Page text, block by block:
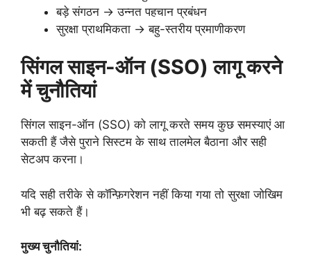
बड़े संगठन → उन्नत पहचान प्रबंधन
सुरक्षा प्राथमिकता → बहु-स्तरीय प्रमाणीकरण
सिंगल साइन-ऑन (SSO) लागू करने
में चुनौतियां
सिंगल साइन-ऑन (SSO) को लागू करते समय कुछ समस्याएं आ
सकती हैं जैसे पुराने सिस्टम के साथ तालमेल बैठाना और सही
सेटअप करना।
यदि सही तरीके से कॉन्फ़िगरेशन नहीं किया गया तो सुरक्षा जोखिम
भी बढ़ सकते हैं।
मुख्य चुनौतियां: